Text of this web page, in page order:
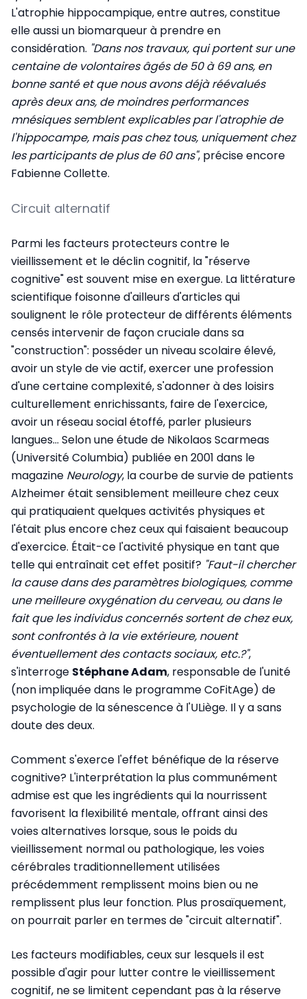
L'atrophie hippocampique, entre autres, constitue
elle aussi un biomarqueur à prendre en
considération. "Dans nos travaux, qui portent sur une
centaine de volontaires âgés de 50 à 69 ans, en
bonne santé et que nous avons déjà réévalués
après deux ans, de moindres performances
mnésiques semblent explicables par l'atrophie de
l'hippocampe, mais pas chez tous, uniquement chez
les participants de plus de 60 ans", précise encore
Fabienne Collette.
Circuit alternatif
Parmi les facteurs protecteurs contre le
vieillissement et le déclin cognitif, la "réserve
cognitive" est souvent mise en exergue. La littérature
scientifique foisonne d'ailleurs d'articles qui
soulignent le rôle protecteur de différents éléments
censés intervenir de façon cruciale dans sa
"construction": posséder un niveau scolaire élevé,
avoir un style de vie actif, exercer une profession
d'une certaine complexité, s'adonner à des loisirs
culturellement enrichissants, faire de l'exercice,
avoir un réseau social étoffé, parler plusieurs
langues... Selon une étude de Nikolaos Scarmeas
(Université Columbia) publiée en 2001 dans le
magazine Neurology, la courbe de survie de patients
Alzheimer était sensiblement meilleure chez ceux
qui pratiquaient quelques activités physiques et
l'était plus encore chez ceux qui faisaient beaucoup
d'exercice. Était-ce l'activité physique en tant que
telle qui entraînait cet effet positif? "Faut-il chercher
la cause dans des paramètres biologiques, comme
une meilleure oxygénation du cerveau, ou dans le
fait que les individus concernés sortent de chez eux,
sont confrontés à la vie extérieure, nouent
éventuellement des contacts sociaux, etc.?",
s'interroge Stéphane Adam, responsable de l'unité
(non impliquée dans le programme CoFitAge) de
psychologie de la sénescence à l'ULiège. Il y a sans
doute des deux.
Comment s'exerce l'effet bénéfique de la réserve
cognitive? L'interprétation la plus communément
admise est que les ingrédients qui la nourrissent
favorisent la flexibilité mentale, offrant ainsi des
voies alternatives lorsque, sous le poids du
vieillissement normal ou pathologique, les voies
cérébrales traditionnellement utilisées
précédemment remplissent moins bien ou ne
remplissent plus leur fonction. Plus prosaïquement,
on pourrait parler en termes de "circuit alternatif".
Les facteurs modifiables, ceux sur lesquels il est
possible d'agir pour lutter contre le vieillissement
cognitif, ne se limitent cependant pas à la réserve